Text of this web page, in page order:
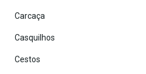
Carcaça
Casquilhos
Cestos